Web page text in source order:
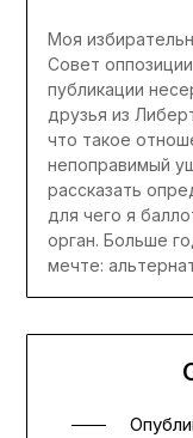
Моя
Совет
публикации
друзья из
что такое
непоправимый
рассказать
для чего я
орган. Больше
мечте: